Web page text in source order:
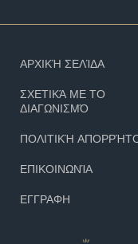
ΑΡΧΙΚΉ ΣΕΛΊΔΑ
ΣΧΕΤΙΚΆ ΜΕ ΤΟ
ΔΙΑΓΩΝΙΣΜΌ
ΠΟΛΙΤΙΚΉ
ΕΠΙΚΟΙΝΩΝΊΑ
ΕΓΓΡΑΦΗ